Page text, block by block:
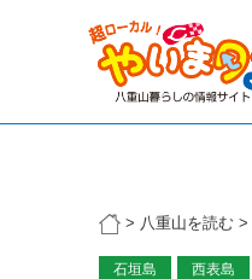
> 八重山を読む >
石垣島 西表島